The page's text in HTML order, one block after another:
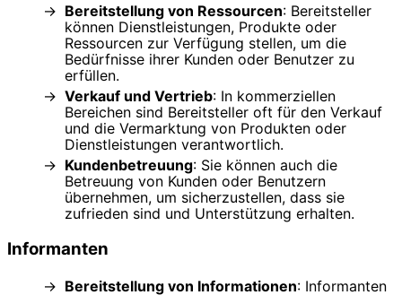
Bereitstellung von Ressourcen: Bereitsteller
können Dienstleistungen, Produkte oder
Ressourcen zur Verfügung stellen, um die
Bedürfnisse ihrer Kunden oder Benutzer zu
erfüllen.
Verkauf und Vertrieb: In kommerziellen
Bereichen sind Bereitsteller oft für den Verkauf
und die Vermarktung von Produkten oder
Dienstleistungen verantwortlich.
Kundenbetreuung: Sie können auch die
Betreuung von Kunden oder Benutzern
übernehmen, um sicherzustellen, dass sie
zufrieden sind und Unterstützung erhalten.
Informanten
Bereitstellung von Informationen: Informanten